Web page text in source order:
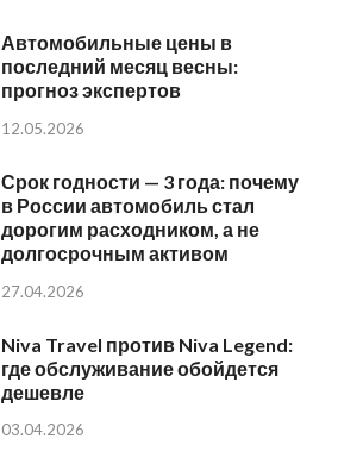
Автомобильные цены в
последний месяц весны:
прогноз экспертов
12.05.2026
Срок годности — 3 года: почему
в России автомобиль стал
дорогим расходником, а не
долгосрочным активом
27.04.2026
Niva Travel против Niva Legend:
где обслуживание обойдется
дешевле
03.04.2026